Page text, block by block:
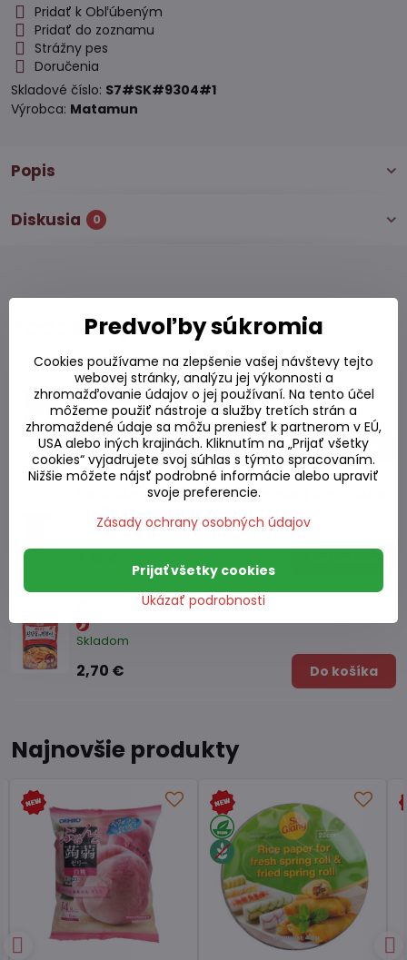
Pridať k Obľúbeným
Pridať do zoznamu
Strážny pes
Doručenia
Skladové číslo: S7#SK#9304#1
Výrobca: Matamun
Popis
Diskusia 0
Podobné produkty
Omáčka Topokki 120 g
-10%
Skladom
2,25 €
2,50 € Zľava 0,25 € Do košíka
Koláčiky ryžové Topokki Jjajang cup Youmi
Skladom
Omáčka Topokki 180g
Skladom
2,70 € Do košíka
Najnovšie produkty
Predvoľby súkromia
Cookies používame na zlepšenie vašej návštevy tejto
webovej stránky, analýzu jej výkonnosti a
zhromažďovanie údajov o jej používaní. Na tento účel
môžeme použiť nástroje a služby tretích strán a
zhromaždené údaje sa môžu preniesť k partnerom v EÚ,
USA alebo iných krajinách. Kliknutím na „Prijať všetky
cookies“ vyjadrujete svoj súhlas s týmto spracovaním.
Nižšie môžete nájsť podrobné informácie alebo upraviť
svoje preferencie.
Zásady ochrany osobných údajov
Ukázať podrobnosti
Prijať všetky cookies